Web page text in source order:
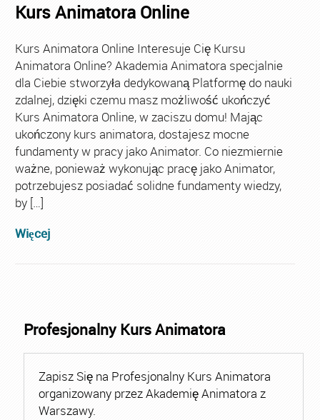
Kurs Animatora Online
Kurs Animatora Online Interesuje Cię Kursu
Animatora Online? Akademia Animatora specjalnie
dla Ciebie stworzyła dedykowaną Platformę do nauki
zdalnej, dzięki czemu masz możliwość ukończyć
Kurs Animatora Online, w zaciszu domu! Mając
ukończony kurs animatora, dostajesz mocne
fundamenty w pracy jako Animator. Co niezmiernie
ważne, ponieważ wykonując pracę jako Animator,
potrzebujesz posiadać solidne fundamenty wiedzy,
by […]
Więcej
Profesjonalny Kurs Animatora
Zapisz Się na Profesjonalny Kurs Animatora
organizowany przez Akademię Animatora z
Warszawy.